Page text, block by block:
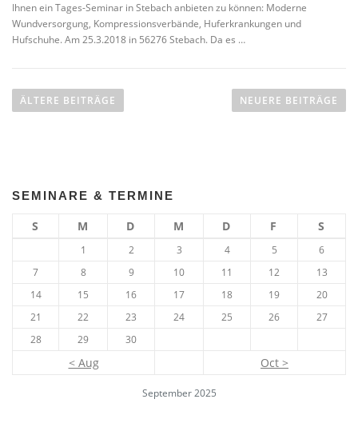
Ihnen ein Tages-Seminar in Stebach anbieten zu können: Moderne
Wundversorgung, Kompressionsverbände, Huferkrankungen und
Hufschuhe. Am 25.3.2018 in 56276 Stebach. Da es …
ÄLTERE BEITRÄGE NEUERE BEITRÄGE
SEMINARE & TERMINE
September 2025
S M D M D F S
1 2 3 4 5
6
7
8 9 10 11 12
13
14
15 16 17 18 19
20
21
22 23 24 25 26
27
28
29 30
< Aug Oct >